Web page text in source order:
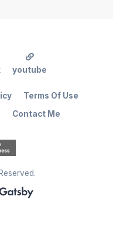
Contact Me
Terms Of Use
youtube